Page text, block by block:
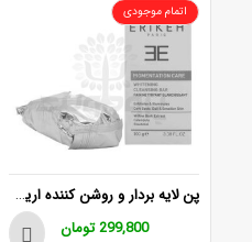
اتمام موجودی
پن لایه بردار و روشن کننده اریکه ۱۰۰ گرم
299,800 تومان